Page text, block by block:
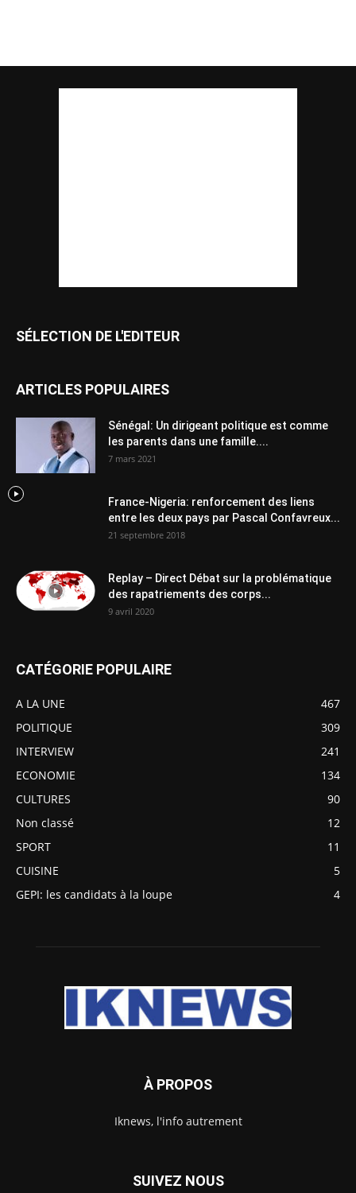
SÉLECTION DE L'EDITEUR
ARTICLES POPULAIRES
Sénégal: Un dirigeant politique est comme
les parents dans une famille....
7 mars 2021
France-Nigeria: renforcement des liens
entre les deux pays par Pascal Confavreux...
21 septembre 2018
Replay – Direct Débat sur la problématique
des rapatriements des corps...
9 avril 2020
CATÉGORIE POPULAIRE
A LA UNE
467
POLITIQUE
309
INTERVIEW
241
ECONOMIE
134
CULTURES
90
Non classé
12
SPORT
11
CUISINE
5
GEPI: les candidats à la loupe
4
À PROPOS
Iknews, l'info autrement
SUIVEZ NOUS